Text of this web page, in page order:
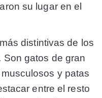
su lugar en el
distintivas de los
Son gatos de gran
y patas
entre el resto